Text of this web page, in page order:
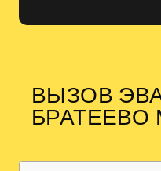
ВЫЗОВ
БРАТЕЕВО